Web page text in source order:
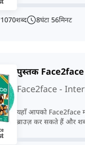
1070शब्द 8घंटा 56मिनट
पुस्तक Face2face
Face2face -
यहाँ आपको Face2face
ब्राउज़ कर सकते हैं और